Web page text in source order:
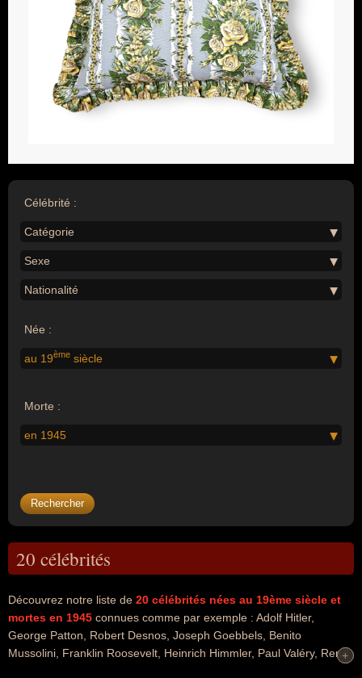
Célébrité :
Catégorie
Sexe
Nationalité
Née :
au 19ème siècle
Morte :
en 1945
20 célébrités
Découvrez notre liste de 20 célébrités nées au 19ème siècle et
mortes en 1945 connues comme par exemple : Adolf Hitler,
George Patton, Robert Desnos, Joseph Goebbels, Benito
Mussolini, Franklin Roosevelt, Heinrich Himmler, Paul Valéry, René
+
+